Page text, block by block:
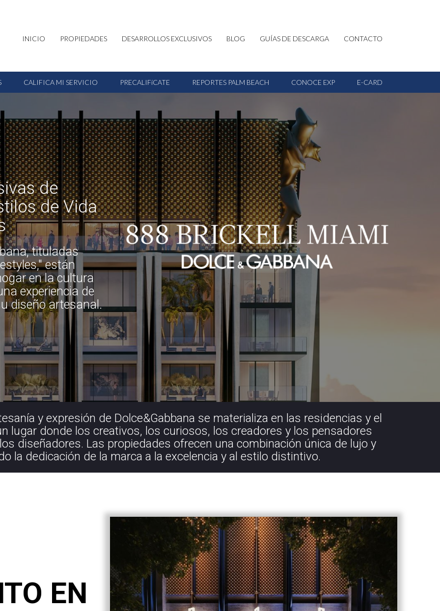
INICIO PROPIEDADES DESARROLLOS EXCLUSIVOS BLOG GUÍAS DE DESCARGA CONTACTO
CALIFICA MI SERVICIO PRECALIFíCATE REPORTES PALM BEACH CONOCE EXP E-CARD
de
de Vida
tituladas
están
en la cultura
experiencia de
diseño artesanal.
y expresión de Dolce&Gabbana se materializa en las residencias y el
lugar donde los creativos, los curiosos, los creadores y los pensadores
diseñadores. Las propiedades ofrecen una combinación única de lujo y
la dedicación de la marca a la excelencia y al estilo distintivo.
EN